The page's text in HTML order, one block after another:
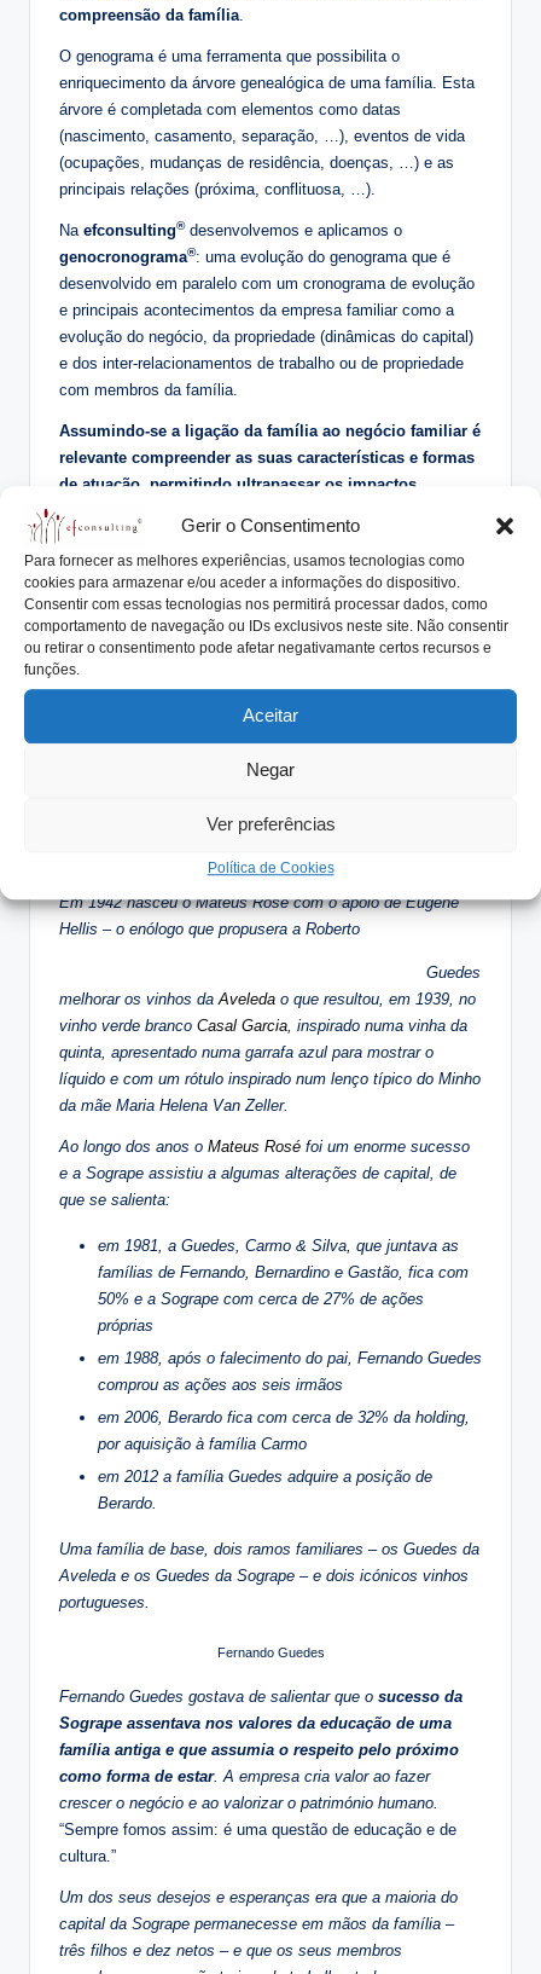
Gerir o Consentimento
Para fornecer as melhores experiências, usamos tecnologias como
cookies para armazenar e/ou aceder a informações do dispositivo.
Consentir com essas tecnologias nos permitirá processar dados, como
comportamento de navegação ou IDs exclusivos neste site. Não consentir
ou retirar o consentimento pode afetar negativamante certos recursos e
funções.
Aceitar
Negar
Ver preferências
Política de Cookies
compreensão da família
O genograma é uma ferramenta que possibilita o
enriquecimento da árvore genealógica de uma família. Esta
árvore é completada com elementos como datas
(nascimento, casamento, separação, …), eventos de vida
(ocupações, mudanças de residência, doenças, …) e as
principais relações (próxima, conflituosa, …).
Na efconsulting®desenvolvemos e aplicamos o
genocronograma®: uma evolução do genograma que é
desenvolvido em paralelo com um cronograma de evolução
e principais acontecimentos da empresa familiar como a
evolução do negócio, da propriedade (dinâmicas do capital)
e dos inter-relacionamentos de trabalho ou de propriedade
com membros da família.
Assumindo-se a ligação da família ao negócio familiar é
relevante compreender as suas características e formas
de atuação, permitindo ultrapassar os impactos
A leitura deste livro e o exemplo da família Guedes
constituem uma via para transformar a família empresária
numa vantagem comparativa das empresas familiares.
Fernando Van Zeller Guedes, nascido em 1903, foi educado
na Quinta da Aveleda. Contraiu a gripe pneumónica,
interrompeu os estudos, … aos 21 anos entrou na Martinez
Gassiot, exportadora de vinhos do Porto.
Aveleda com mais cinco irmãos, quando decidiram, com
mais 16 sócios, criar aSogrape .
Em 1942 nasceu o Mateus Rosé com o apoio de Eugène
Hellis – o enólogo que propusera a Roberto
Guedes
melhorar os vinhos da Aveleda o que resultou, em 1939, no
vinho verde branco Casal Garcia , inspirado numa vinha da
quinta, apresentado numa garrafa azul para mostrar o
líquido e com um rótulo inspirado num lenço típico do Minho
da mãe Maria Helena Van Zeller.
Ao longo dos anos o Mateus Rosé foi um enorme sucesso
e a Sogrape assistiu a algumas alterações de capital, de
que se salienta:
em 1981, a Guedes, Carmo & Silva, que juntava as
famílias de Fernando, Bernardino e Gastão, fica com
50% e a Sogrape com cerca de 27% de ações
próprias
em 1988, após o falecimento do pai, Fernando Guedes
comprou as ações aos seis irmãos
em 2006, Berardo fica com cerca de 32% da holding,
por aquisição à família Carmo
em 2012 a família Guedes adquire a posição de
Berardo.
Uma família de base, dois ramos familiares – os Guedes da
Aveleda e os Guedes da Sogrape – e dois icónicos vinhos
portugueses.
Fernando Guedes
Fernando Guedes gostava de salientar que o sucesso da
Sogrape assentava nos valores da educação de uma
família antiga e que assumia o respeito pelo próximo
como forma de estar. A empresa cria valor ao fazer
crescer o negócio e ao valorizar o património humano.
“Sempre fomos assim: é uma questão de educação e de
cultura.”
Um dos seus desejos e esperanças era que a maioria do
capital da Sogrape permanecesse em mãos da família –
três filhos e dez netos – e que os seus membros